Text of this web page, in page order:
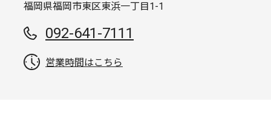
福岡県福岡市東区東浜一丁目1-1
092-641-7111
営業時間はこちら